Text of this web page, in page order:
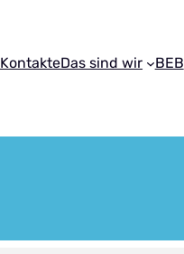
KontakteDas sind wir BEB